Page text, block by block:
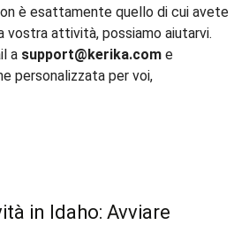
è esattamente quello di cui avete
vostra attività, possiamo aiutarvi.
a support@kerika.com e
personalizzata per voi,
in Idaho: Avviare